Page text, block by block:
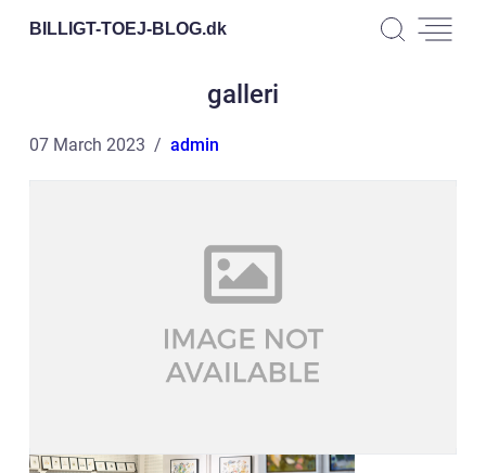
BILLIGT-TOEJ-BLOG.dk
galleri
07 March 2023 admin